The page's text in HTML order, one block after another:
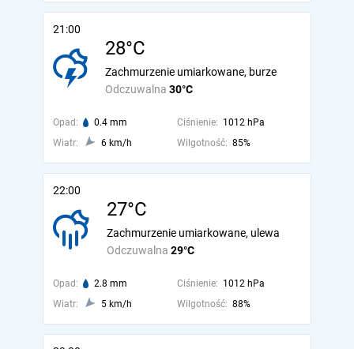
21:00
28°C
Odczuwalna 30°C
Zachmurzenie umiarkowane, burze
Opad: 0.4 mm Ciśnienie: 1012 hPa
Wiatr:
6 km/h Wilgotność: 85%
22:00
27°C
Odczuwalna 29°C
Zachmurzenie umiarkowane, ulewa
Opad: 2.8 mm Ciśnienie: 1012 hPa
Wiatr:
5 km/h Wilgotność: 88%